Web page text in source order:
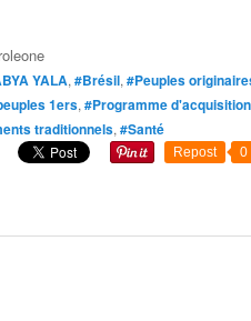
YALA, #Brésil, #Peuples
1ers, #Programme
traditionnels, #Santé
Repost 0